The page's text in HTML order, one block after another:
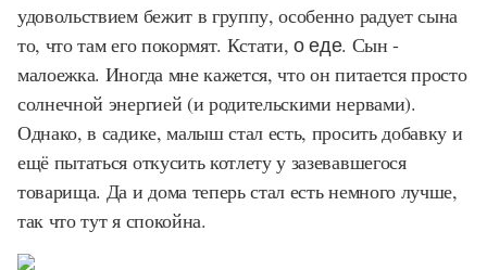
удовольствием бежит в группу, особенно радует сына
то, что там его покормят. Кстати,о еде. Сын -
малоежка. Иногда мне кажется, что он питается просто
солнечной энергией (и родительскими нервами).
Однако, в садике, малыш стал есть, просить добавку и
ещё пытаться откусить котлету у зазевавшегося
товарища. Да и дома теперь стал есть немного лучше,
так что тут я спокойна.